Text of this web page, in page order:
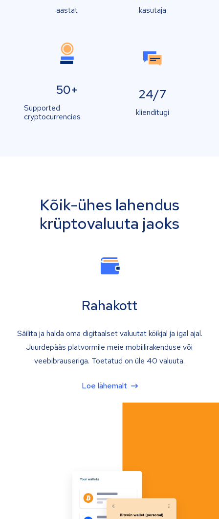
aastat kasutaja
50+
Supported
cryptocurrencies
24/7
klienditugi
Kõik-ühes lahendus
krüptovaluuta jaoks
Rahakott
Säilita ja halda oma digitaalset valuutat kõikjal ja igal ajal.
Juurdepääs platvormile meie mobiilirakenduse või
veebibrauseriga. Toetatud on üle 40 valuuta.
Loe lähemalt